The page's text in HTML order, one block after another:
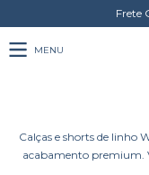
Frete
MENU
Calças e shorts de linho
acabamento premium.